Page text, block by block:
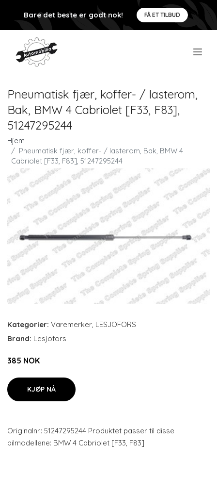
Bare det beste er godt nok! FÅ ET TILBUD
Pneumatisk fjær, koffer- / lasterom,
Bak, BMW 4 Cabriolet [F33, F83],
51247295244
Hjem
Pneumatisk fjær, koffer- / lasterom, Bak, BMW 4
Cabriolet [F33, F83], 51247295244
Kategorier: Varemerker LESJÖFORS
Brand: Lesjöfors
385 NOK
KJØP NÅ
Originalnr.: 51247295244 Produktet passer til disse
bilmodellene: BMW 4 Cabriolet [F33, F83]